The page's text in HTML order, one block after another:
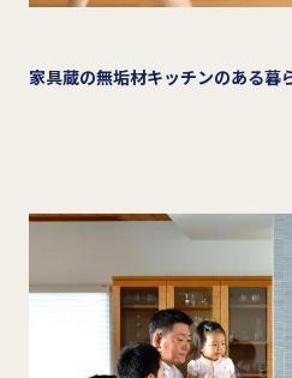
家具蔵の無垢材キッチンのある暮